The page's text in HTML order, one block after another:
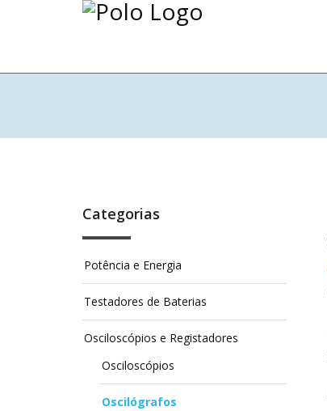
Categorias
Potência e Energia
Testadores de Baterias
Osciloscópios e Registadores
Osciloscópios
Oscilógrafos